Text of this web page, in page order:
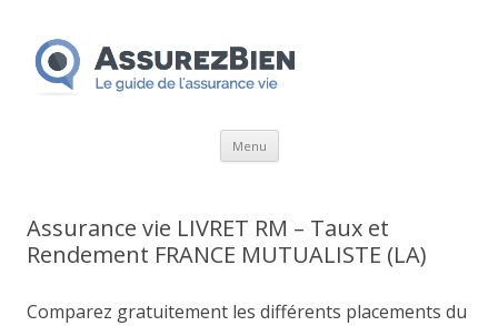
Menu Aller
Assurance vie LIVRET RM – Taux et
Rendement FRANCE MUTUALISTE (LA)
Comparez gratuitement les différents placements du